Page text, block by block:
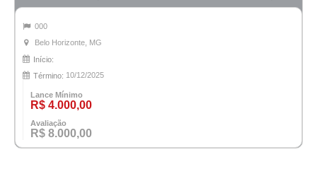
000
Belo Horizonte, MG
Início:
Término: 10/12/2025
Lance Mínimo
R$ 4.000,00
Avaliação
R$ 8.000,00